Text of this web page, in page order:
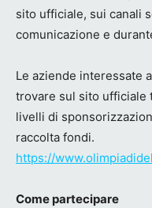
sito ufficiale, sui canali
comunicazione e
Le aziende interessate
trovare sul sito ufficiale
livelli di
raccolta fondi.
https://
Come partecipare